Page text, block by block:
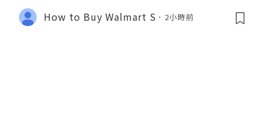
How to Buy Walmart S 2小時前